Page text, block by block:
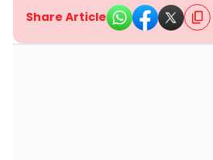
Share Article